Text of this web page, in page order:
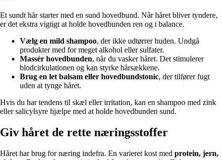
Et sundt hår starter med en sund hovedbund. Når håret bliver tyndere,
er det ekstra vigtigt at holde hovedbunden ren og i balance.
Vælg en mild shampoo, der ikke udtørrer huden. Undgå
produkter med for meget alkohol eller sulfater.
Massér hovedbunden, når du vasker håret. Det stimulerer
blodcirkulationen og kan styrke hårsækkene.
Brug en let balsam eller hovedbundstonic, der tilfører fugt
uden at tynge håret.
Hvis du har tendens til skæl eller irritation, kan en shampoo med zink
eller salicylsyre hjælpe med at holde hovedbunden sund.
Giv håret de rette næringsstoffer
Håret har brug for næring indefra. En varieret kost med protein, jern,